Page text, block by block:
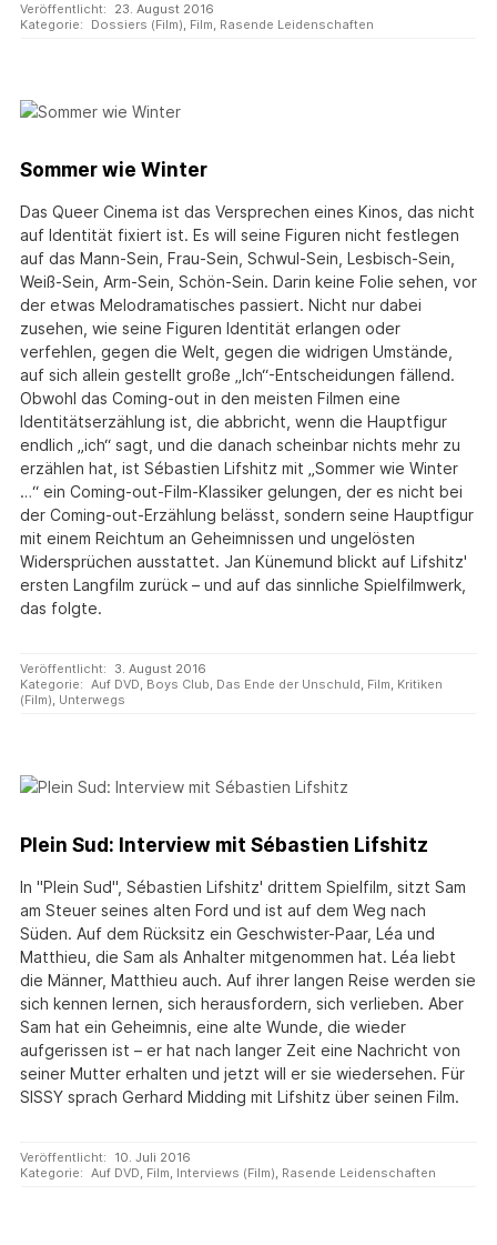
Veröffentlicht:
23. August 2016
Kategorie:
Dossiers (Film), Film, Rasende Leidenschaften
Sommer wie Winter
Das Queer Cinema ist das Versprechen eines Kinos, das nicht
auf Identität fixiert ist. Es will seine Figuren nicht festlegen
auf das Mann-Sein, Frau-Sein, Schwul-Sein, Lesbisch-Sein,
Weiß-Sein, Arm-Sein, Schön-Sein. Darin keine Folie sehen, vor
der etwas Melodramatisches passiert. Nicht nur dabei
zusehen, wie seine Figuren Identität erlangen oder
verfehlen, gegen die Welt, gegen die widrigen Umstände,
auf sich allein gestellt große „Ich“-Entscheidungen fällend.
Obwohl das Coming-out in den meisten Filmen eine
Identitätserzählung ist, die abbricht, wenn die Hauptfigur
endlich „ich“ sagt, und die danach scheinbar nichts mehr zu
erzählen hat, ist Sébastien Lifshitz mit „Sommer wie Winter
…“ ein Coming-out-Film-Klassiker gelungen, der es nicht bei
der Coming-out-Erzählung belässt, sondern seine Hauptfigur
mit einem Reichtum an Geheimnissen und ungelösten
Widersprüchen ausstattet. Jan Künemund blickt auf Lifshitz'
ersten Langfilm zurück – und auf das sinnliche Spielfilmwerk,
das folgte.
Veröffentlicht:
3. August 2016
Kategorie: Auf DVD, Boys Club, Das Ende der Unschuld, Film, Kritiken
(Film), Unterwegs
Plein Sud: Interview mit Sébastien Lifshitz
In "Plein Sud", Sébastien Lifshitz' drittem Spielfilm, sitzt Sam
am Steuer seines alten Ford und ist auf dem Weg nach
Süden. Auf dem Rücksitz ein Geschwister-Paar, Léa und
Matthieu, die Sam als Anhalter mitgenommen hat. Léa liebt
die Männer, Matthieu auch. Auf ihrer langen Reise werden sie
sich kennen lernen, sich herausfordern, sich verlieben. Aber
Sam hat ein Geheimnis, eine alte Wunde, die wieder
aufgerissen ist – er hat nach langer Zeit eine Nachricht von
seiner Mutter erhalten und jetzt will er sie wiedersehen. Für
SISSY sprach Gerhard Midding mit Lifshitz über seinen Film.
Veröffentlicht:
10. Juli 2016
Kategorie: Auf DVD, Film, Interviews (Film), Rasende Leidenschaften